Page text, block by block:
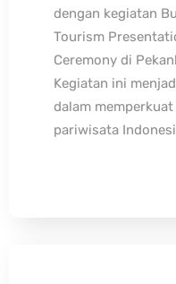
dengan kegiatan
Tourism
Ceremony di
Kegiatan ini
dalam
pariwisata